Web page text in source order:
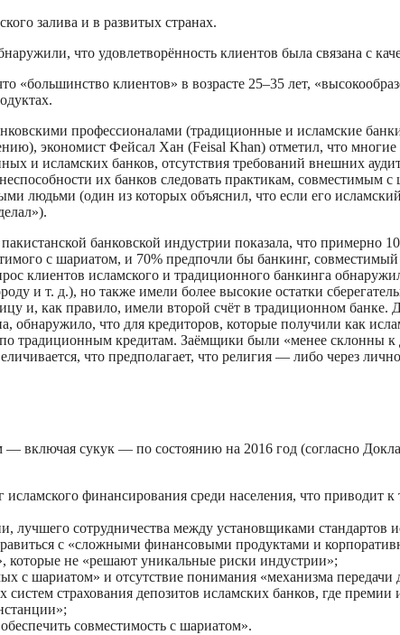
залива и в развитых странах.
что удовлетворённость клиентов была связана с
«большинство клиентов» в возрасте 25–35 лет,
профессионалами (традиционные и исламские
экономист Фейсал Хан (Feisal Khan) отметил, что
и исламских банков, отсутствия требований внешних
их банков следовать практикам, совместимым
людьми (один из которых объяснил, что если его
банковской индустрии показала, что примерно
с шариатом, и 70% предпочли бы банкинг,
клиентов исламского и традиционного банкинга
и т. д.), но также имели более высокие остатки
и, как правило, имели второй счёт в традиционном банке.
что для кредиторов, которые получили как
традиционным кредитам. Заёмщики были «менее склонны
что предполагает, что религия — либо через
включая сукук — по состоянию на 2016 год (согласно
финансирования среди населения, что приводит
сотрудничества между установщиками стандартов
с «сложными финансовыми продуктами и
не «решают уникальные риски индустрии»;
с шариатом» и отсутствие понимания «механизма
страхования депозитов исламских банков, где
совместимость с шариатом».